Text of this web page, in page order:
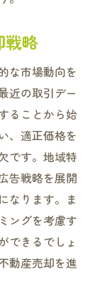
見対策
売却のポイ
法
夫
戦略
ーム
めの知識
戦略
な市場動向を
近の取引デー
ることから始
、適正価格を
です。地域特
告戦略を展開
なります。ま
ングを考慮す
できるでしょ
動産売却を進